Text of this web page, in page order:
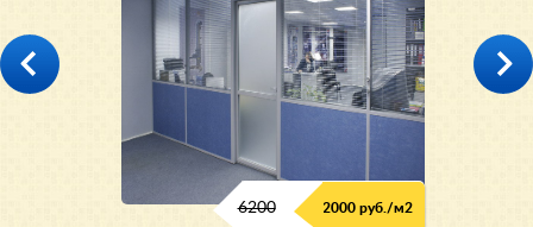
6200 2000 руб./м2